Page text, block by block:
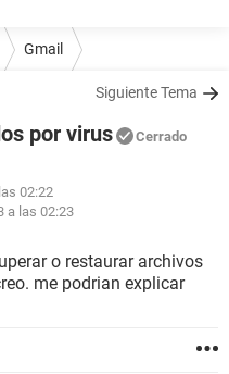
Gmail
Siguiente Tema
por virus Cerrado
02:22
a las 02:23
o restaurar archivos
me podrian explicar